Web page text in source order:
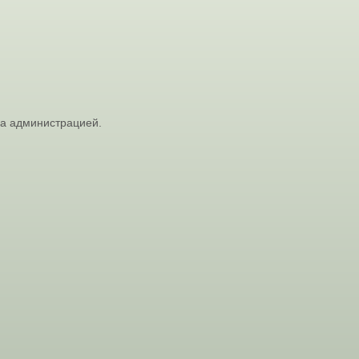
администрацией.